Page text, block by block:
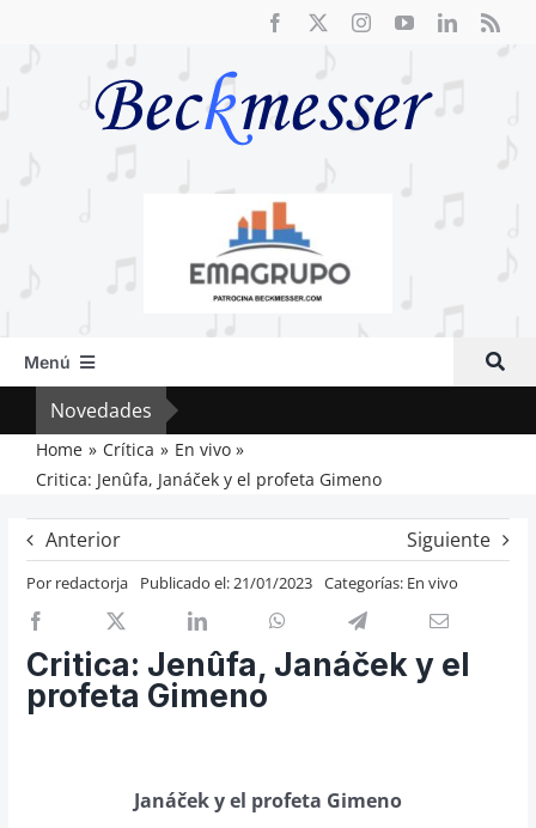
Menú
Inicio
Actual
Artículos
Crítica
Previos de ópera
Cosas de Beckmesser
Novedades
Home Crítica
En vivo
Critica: Jenûfa, Janáček y el profeta Gimeno
Anterior Siguiente
Por redactorja Publicado el: 21/01/2023 Categorías: En vivo
Critica: Jenûfa, Janáček y el
profeta Gimeno
Janáček y el profeta Gimeno